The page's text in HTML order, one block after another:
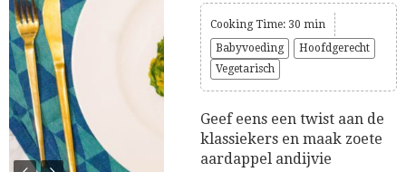
Cooking Time: 30 min
Babyvoeding
Hoofdgerecht
Vegetarisch
Geef eens een twist aan de
klassiekers en maak zoete
aardappel andijvie